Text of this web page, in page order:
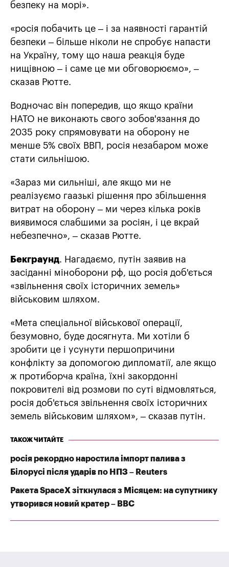
безпеку на морі».
«росія побачить це – і за наявності гарантій
безпеки – більше ніколи не спробує напасти
на Україну, тому що наша реакція буде
нищівною – і саме це ми обговорюємо», –
сказав Рютте.
Водночас він попередив, що якщо країни
НАТО не виконають свого зобов'язання до
2035 року спрямовувати на оборону не
менше 5% своїх ВВП, росія незабаром може
стати сильнішою.
«Зараз ми сильніші, але якщо ми не
реалізуємо гаазькі рішення про збільшення
витрат на оборону – ми через кілька років
виявимося слабшими за росіян, і це вкрай
небезпечно», – сказав Рютте.
Бекграунд. Нагадаємо, путін заявив на
засіданні міноборони рф, що росія доб'ється
«звільнення своїх історичних земель»
військовим шляхом.
«Мета спеціальної військової операції,
безумовно, буде досягнута. Ми хотіли б
зробити це і усунути першопричини
конфлікту за допомогою дипломатії, але якщо
ж протиборча країна, їхні закордонні
покровителі від розмови по суті відмовляться,
росія доб'ється звільнення своїх історичних
земель військовим шляхом», – сказав путін.
ТАКОЖ ЧИТАЙТЕ
росія рекордно наростила імпорт палива з
Білорусі після ударів по НПЗ – Reuters
Ракета SpaceX зіткнулася з Місяцем: на супутнику
утворився новий кратер – BBC